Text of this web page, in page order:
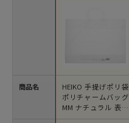
商品名
HEIKO 手提げポリ袋
ポリチャームバッグ
MM ナチュラル 表記
入り 50枚/袋